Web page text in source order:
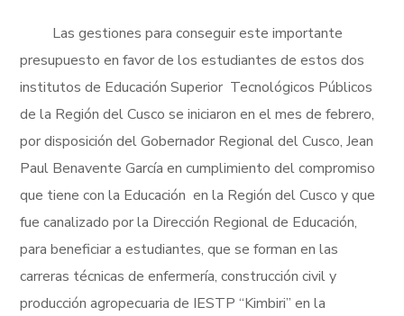
Las gestiones para conseguir este importante
presupuesto en favor de los estudiantes de estos dos
institutos de Educación Superior Tecnológicos Públicos
de la Región del Cusco se iniciaron en el mes de febrero,
por disposición del Gobernador Regional del Cusco, Jean
Paul Benavente García en cumplimiento del compromiso
que tiene con la Educación en la Región del Cusco y que
fue canalizado por la Dirección Regional de Educación,
para beneficiar a estudiantes, que se forman en las
carreras técnicas de enfermería, construcción civil y
producción agropecuaria de IESTP “Kimbiri” en la